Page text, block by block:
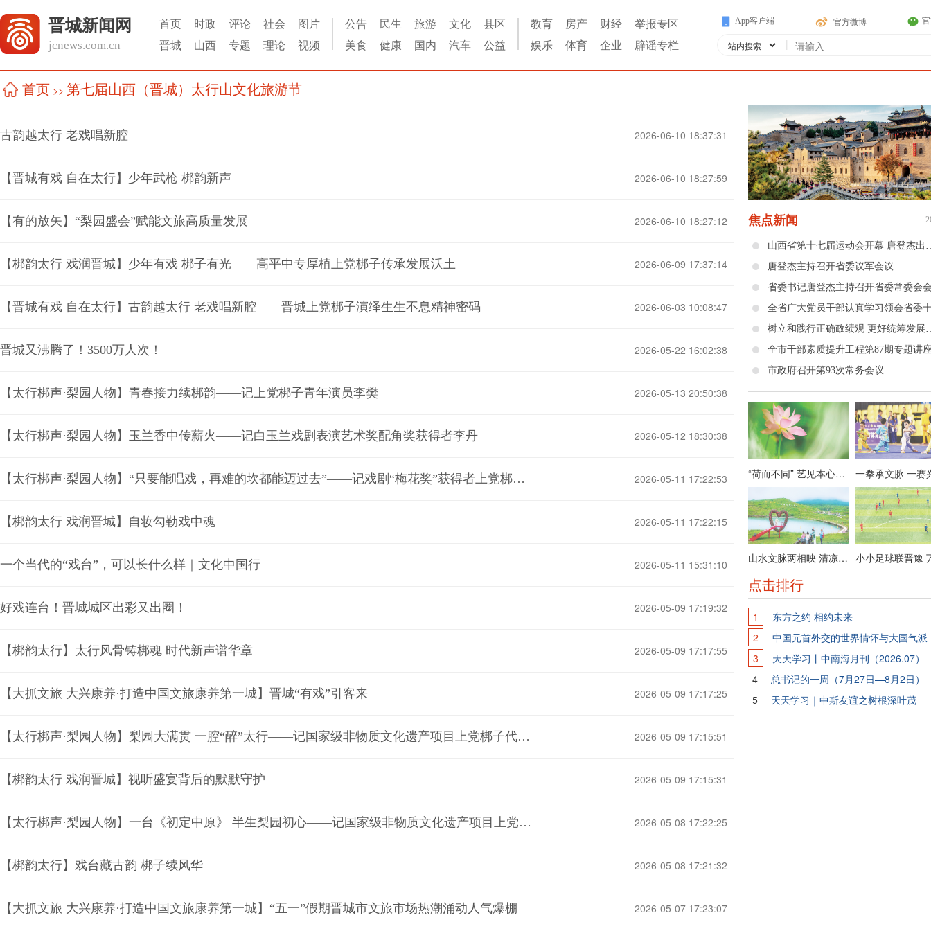
晋城新闻网
jcnews.com.cn
首页 时政 评论 社会
图片
晋城
山西 专题 理论 视频
公告 民生 旅游 文化
县区
美食
健康 国内 汽车 公益
教育 房产 财经
举报专区
娱乐
体育 企业 辟谣专栏
App客户端 官方微博
|
首页 >> 第七届山西（晋城）太行山文化旅游节
古韵越太行 老戏唱新腔 2026-06-10 18:37:31
【晋城有戏 自在太行】少年武枪 梆韵新声 2026-06-10 18:27:59
【有的放矢】“梨园盛会”赋能文旅高质量发展 2026-06-10 18:27:12
【梆韵太行 戏润晋城】少年有戏 梆子有光——高平中专厚植上党梆子传承发展沃土 2026-06-09 17:37:14
【晋城有戏 自在太行】古韵越太行 老戏唱新腔——晋城上党梆子演绎生生不息精神密码 2026-06-03 10:08:47
晋城又沸腾了！3500万人次！ 2026-05-22 16:02:38
【太行梆声·梨园人物】青春接力续梆韵——记上党梆子青年演员李樊 2026-05-13 20:50:38
【太行梆声·梨园人物】玉兰香中传薪火——记白玉兰戏剧表演艺术奖配角奖获得者李丹 2026-05-12 18:30:38
【太行梆声·梨园人物】“只要能唱戏，再难的坎都能迈过去”——记戏剧“梅花奖”获得者上党梆子名家杜建萍 2026-05-11 17:22:53
【梆韵太行 戏润晋城】自妆勾勒戏中魂 2026-05-11 17:22:15
一个当代的“戏台”，可以长什么样｜文化中国行 2026-05-11 15:31:10
好戏连台！晋城城区出彩又出圈！ 2026-05-09 17:19:32
【梆韵太行】太行风骨铸梆魂 时代新声谱华章 2026-05-09 17:17:55
【大抓文旅 大兴康养·打造中国文旅康养第一城】晋城“有戏”引客来 2026-05-09 17:17:25
【太行梆声·梨园人物】梨园大满贯 一腔“醉”太行——记国家级非物质文化遗产项目上党梆子代表性传承人陈素琴 2026-05-09 17:15:51
【梆韵太行 戏润晋城】视听盛宴背后的默默守护 2026-05-09 17:15:31
【太行梆声·梨园人物】一台《初定中原》 半生梨园初心——记国家级非物质文化遗产项目上党梆子代表性传承人张保平 2026-05-08 17:22:25
【梆韵太行】戏台藏古韵 梆子续风华 2026-05-08 17:21:32
【大抓文旅 大兴康养·打造中国文旅康养第一城】“五一”假期晋城市文旅市场热潮涌动人气爆棚 2026-05-07 17:23:07
焦点新闻
唐登杰主持召开省委议军会议
省委书记唐登杰主持召开省委常委会
市政府召开第93次常务会议
“荷而不同” 艺见本心——栗维亚艺术作品展节选
山水文脉两相映 清凉晋城迎客来
点击排行
1
东方之约 相约未来
2
中国元首外交的世界情怀与大国气派
3
天天学习丨中南海月刊（2026.07）
4
总书记的一周（7月27日—8月2日）
5
天天学习｜中斯友谊之树根深叶茂